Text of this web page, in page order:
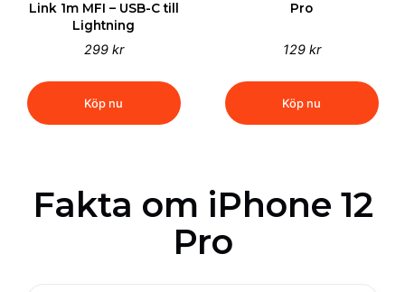
Link 1m MFI – USB-C till
Lightning
299 kr
Köp nu
Pro
129 kr
Köp nu
Fakta om iPhone 12
Pro